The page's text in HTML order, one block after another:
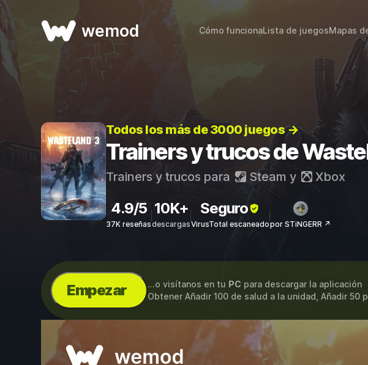
wemod Cómo funcionaLista de juegosMapas
Todos los más de 3000 juegos →
Trainers y trucos de
Trainers y trucos para Steam y Xbox
4.9/5
37K reseñas
10K+
descargas
Seguro
VirusTotal escaneadopor STiNGERR ↗
Empezar ...o visítanos en tu PC para descargar la aplicación
Obtener Añadir 100 de salud a la unidad, Añadir 50